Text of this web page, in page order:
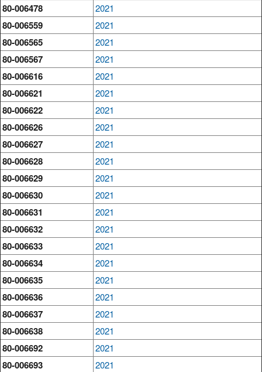
80-006478 2021
80-006559 2021
80-006565 2021
80-006567 2021
80-006616 2021
80-006621 2021
80-006622 2021
80-006626 2021
80-006627 2021
80-006628 2021
80-006629 2021
80-006630 2021
80-006631 2021
80-006632 2021
80-006633 2021
80-006634 2021
80-006635 2021
80-006636 2021
80-006637 2021
80-006638 2021
80-006692 2021
80-006693 2021